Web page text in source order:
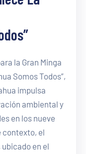
la Gran Minga
Somos Todos”,
impulsa
ambiental y
en los nueve
contexto, el
en el